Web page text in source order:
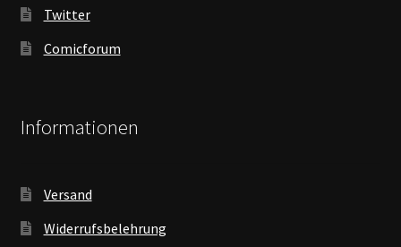
Twitter
Comicforum
Informationen
Versand
Widerrufsbelehrung